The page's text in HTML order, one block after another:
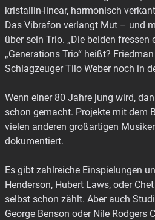
kristallin-linear, harmonisch
Das Vibrafon verlangt Mut – und
über sein Trio. „Die beiden
„Generations Trio“ heißt?
Schlagzeuger Tilo Weber noch in
Wenn einer 80 Jahre jung wird,
schon gemacht. Projekte mit dem
vielen anderen großartigen
dokumentiert.
Es gibt zahlreiche Einspielungen
Henderson, Hubert Laws, oder
selbst schon zählt. Aber auch
George Benson oder Nile